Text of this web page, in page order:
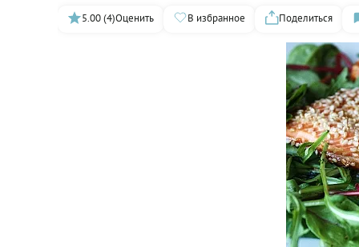
5.00 (4)Оценить В избранное Поделиться